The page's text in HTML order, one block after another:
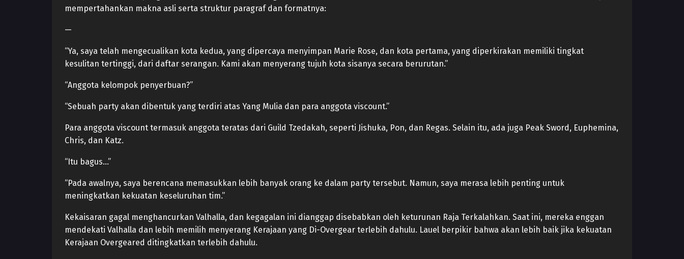
mempertahankan makna asli serta struktur paragraf dan formatnya:
—
“Ya, saya telah mengecualikan kota kedua, yang dipercaya menyimpan Marie Rose, dan kota pertama, yang diperkirakan memiliki tingkat
kesulitan tertinggi, dari daftar serangan. Kami akan menyerang tujuh kota sisanya secara berurutan.”
“Anggota kelompok penyerbuan?”
“Sebuah party akan dibentuk yang terdiri atas Yang Mulia dan para anggota viscount.”
Para anggota viscount termasuk anggota teratas dari Guild Tzedakah, seperti Jishuka, Pon, dan Regas. Selain itu, ada juga Peak Sword, Euphemina,
Chris, dan Katz.
“Itu bagus…”
“Pada awalnya, saya berencana memasukkan lebih banyak orang ke dalam party tersebut. Namun, saya merasa lebih penting untuk
meningkatkan kekuatan keseluruhan tim.”
Kekaisaran gagal menghancurkan Valhalla, dan kegagalan ini dianggap disebabkan oleh keturunan Raja Terkalahkan. Saat ini, mereka enggan
mendekati Valhalla dan lebih memilih menyerang Kerajaan yang Di-Overgear terlebih dahulu. Lauel berpikir bahwa akan lebih baik jika kekuatan
Kerajaan Overgeared ditingkatkan terlebih dahulu.